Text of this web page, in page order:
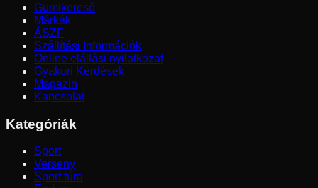
Gumikereső
Márkák
ÁSZF
Szállítási Információk
Online elállási nyilatkozat
Gyakori Kérdések
Magazin
Kapcsolat
Kategóriák
Sport
Verseny
Sport túra